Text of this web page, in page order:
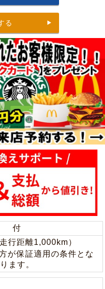
る
付
行距離1,000km）
が保証適用の条件とな
ります。